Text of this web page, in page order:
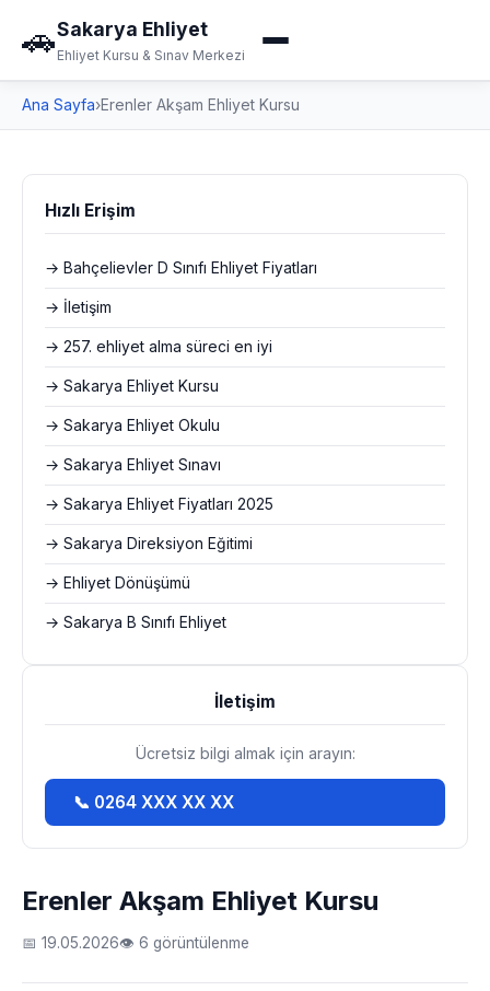
🚗Sakarya Ehliyet
Ehliyet Kursu & Sınav Merkezi
Ana Sayfa›Erenler Akşam Ehliyet Kursu
Erenler Akşam Ehliyet Kursu
📅 19.05.2026👁 6 görüntülenme
Hızlı Erişim
→ Bahçelievler D Sınıfı Ehliyet Fiyatları
→ İletişim
→ 257. ehliyet alma süreci en iyi
→ Sakarya Ehliyet Kursu
→ Sakarya Ehliyet Okulu
→ Sakarya Ehliyet Sınavı
→ Sakarya Ehliyet Fiyatları 2025
→ Sakarya Direksiyon Eğitimi
→ Ehliyet Dönüşümü
→ Sakarya B Sınıfı Ehliyet
İletişim
Ücretsiz bilgi almak için arayın:
📞 0264 XXX XX XX